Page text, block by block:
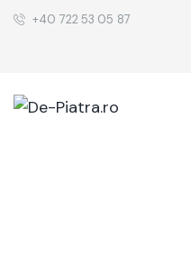
+40 722 53 05 87